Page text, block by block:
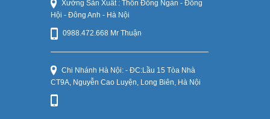
Xưởng Sản Xuất : Thôn Đông Ngàn - Đông
Hội - Đông Anh - Hà Nội
0988.472.668 Mr Thuận
Chi Nhánh Hà Nội: - ĐC:Lầu 15 Tòa Nhà
CT9A, Nguyễn Cao Luyện, Long Biên, Hà Nội